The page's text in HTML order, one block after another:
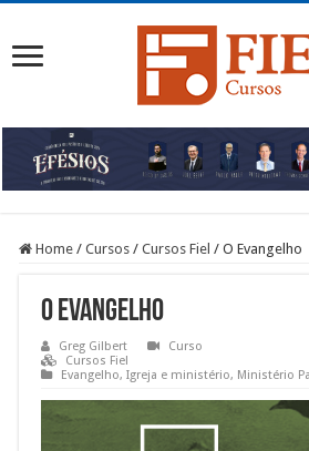
Home / Cursos / Cursos Fiel / O Evangelho
O Evangelho
Greg Gilbert
Curso
Cursos Fiel
Evangelho,Igreja e ministério, Ministério